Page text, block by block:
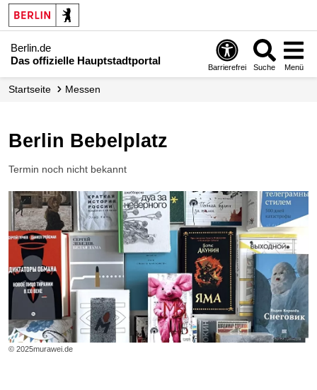
Berlin.de
Das offizielle Hauptstadtportal
Barrierefrei Suche Menü
Startseite Messen
Berlin Bebelplatz
Termin noch nicht bekannt
© 2025murawei.de